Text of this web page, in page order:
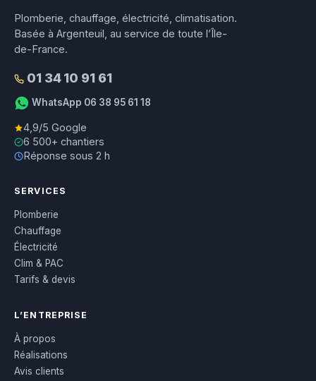
Plomberie, chauffage, électricité, climatisation.
Basée à Argenteuil, au service de toute l’Île-
de-France.
01 34 10 91 61
WhatsApp 06 38 95 61 18
4,9/5 Google
6 500+ chantiers
Réponse sous 2 h
SERVICES
Plomberie
Chauffage
Électricité
Clim & PAC
Tarifs & devis
L’ENTREPRISE
À propos
Réalisations
Avis clients